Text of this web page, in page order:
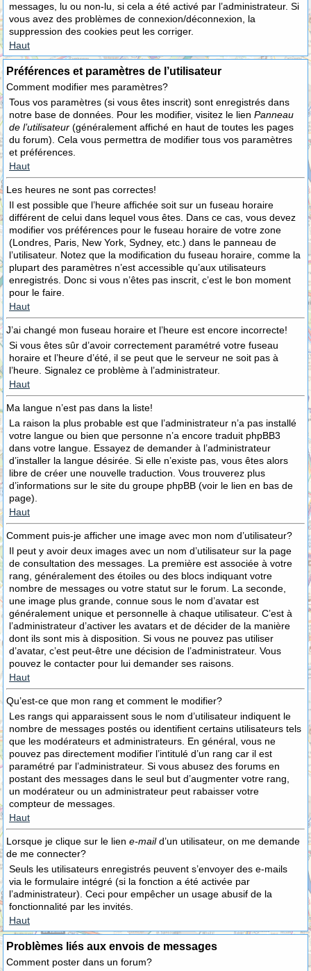
messages, lu ou non-lu, si cela a été activé par l’administrateur. Si
vous avez des problèmes de connexion/déconnexion, la
suppression des cookies peut les corriger.
Haut
Préférences et paramètres de l’utilisateur
Comment modifier mes paramètres?
Tous vos paramètres (si vous êtes inscrit) sont enregistrés dans
notre base de données. Pour les modifier, visitez le lien Panneau
de l’utilisateur (généralement affiché en haut de toutes les pages
du forum). Cela vous permettra de modifier tous vos paramètres
et préférences.
Haut
Les heures ne sont pas correctes!
Il est possible que l’heure affichée soit sur un fuseau horaire
différent de celui dans lequel vous êtes. Dans ce cas, vous devez
modifier vos préférences pour le fuseau horaire de votre zone
(Londres, Paris, New York, Sydney, etc.) dans le panneau de
l’utilisateur. Notez que la modification du fuseau horaire, comme la
plupart des paramètres n’est accessible qu’aux utilisateurs
enregistrés. Donc si vous n’êtes pas inscrit, c’est le bon moment
pour le faire.
Haut
J’ai changé mon fuseau horaire et l’heure est encore incorrecte!
Si vous êtes sûr d’avoir correctement paramétré votre fuseau
horaire et l’heure d’été, il se peut que le serveur ne soit pas à
l’heure. Signalez ce problème à l’administrateur.
Haut
Ma langue n’est pas dans la liste!
La raison la plus probable est que l’administrateur n’a pas installé
votre langue ou bien que personne n’a encore traduit phpBB3
dans votre langue. Essayez de demander à l’administrateur
d’installer la langue désirée. Si elle n’existe pas, vous êtes alors
libre de créer une nouvelle traduction. Vous trouverez plus
d’informations sur le site du groupe phpBB (voir le lien en bas de
page).
Haut
Comment puis-je afficher une image avec mon nom d’utilisateur?
Il peut y avoir deux images avec un nom d’utilisateur sur la page
de consultation des messages. La première est associée à votre
rang, généralement des étoiles ou des blocs indiquant votre
nombre de messages ou votre statut sur le forum. La seconde,
une image plus grande, connue sous le nom d’avatar est
généralement unique et personnelle à chaque utilisateur. C’est à
l’administrateur d’activer les avatars et de décider de la manière
dont ils sont mis à disposition. Si vous ne pouvez pas utiliser
d’avatar, c’est peut-être une décision de l’administrateur. Vous
pouvez le contacter pour lui demander ses raisons.
Haut
Qu’est-ce que mon rang et comment le modifier?
Les rangs qui apparaissent sous le nom d’utilisateur indiquent le
nombre de messages postés ou identifient certains utilisateurs tels
que les modérateurs et administrateurs. En général, vous ne
pouvez pas directement modifier l’intitulé d’un rang car il est
paramétré par l’administrateur. Si vous abusez des forums en
postant des messages dans le seul but d’augmenter votre rang,
un modérateur ou un administrateur peut rabaisser votre
compteur de messages.
Haut
Lorsque je clique sur le lien e-maild’un utilisateur, on me demande
de me connecter?
Seuls les utilisateurs enregistrés peuvent s’envoyer des e-mails
via le formulaire intégré (si la fonction a été activée par
l’administrateur). Ceci pour empêcher un usage abusif de la
fonctionnalité par les invités.
Haut
Problèmes liés aux envois de messages
Comment poster dans un forum?